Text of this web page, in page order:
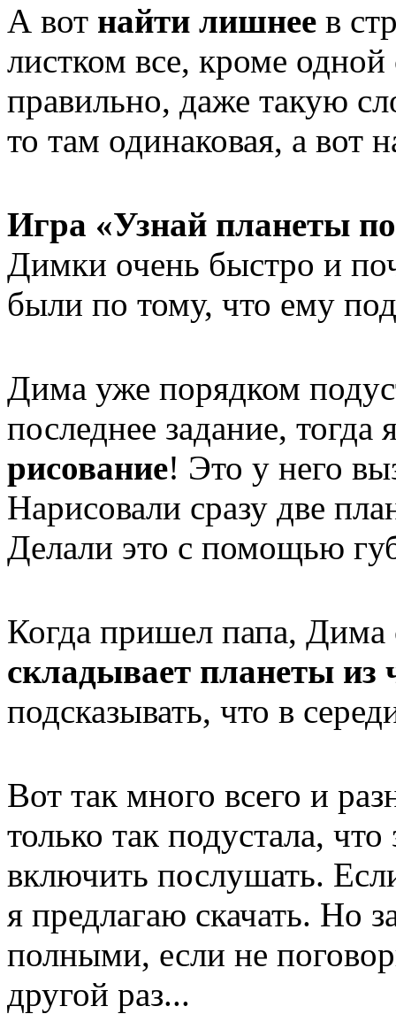
А вот найти лишнее в
листком все, кроме одной
правильно, даже такую
то там одинаковая, а вот
Игра «Узнай планеты
Димки очень быстро и
были по тому, что ему
Дима уже порядком
последнее задание,
рисование! Это у него
Нарисовали сразу две
Делали это с помощью
Когда пришел папа, Дима
складывает планеты из
подсказывать, что в
Вот так много всего и
только так подустала,
включить послушать.
я предлагаю скачать. Но
полными, если не
другой раз...